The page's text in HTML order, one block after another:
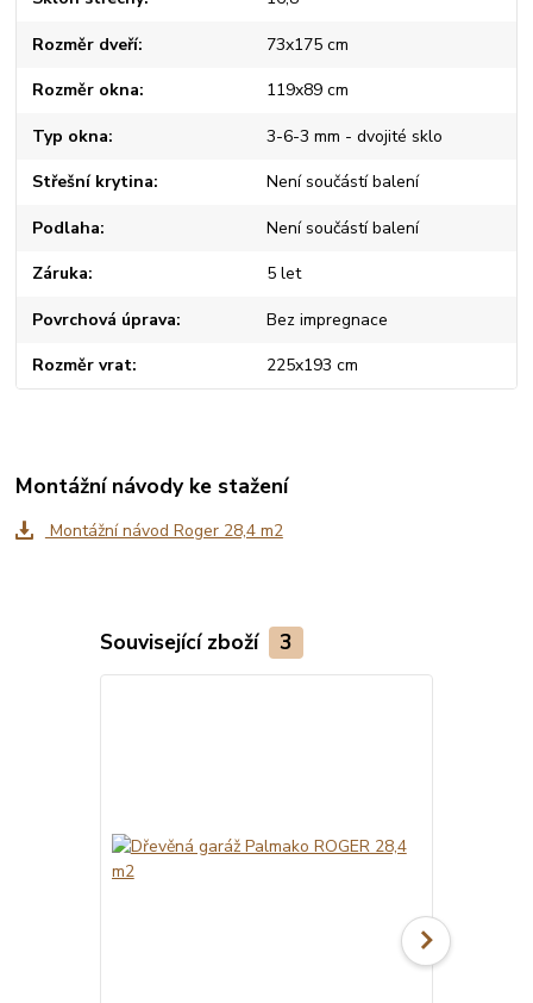
Rozměr dveří 73x175 cm
Rozměr okna 119x89 cm
Typ okna 3-6-3 mm - dvojité sklo
Střešní krytina Není součástí balení
Podlaha Není součástí balení
Záruka 5 let
Povrchová úprava Bez impregnace
Rozměr vrat 225x193 cm
Montážní návody ke stažení
Montážní návod Roger 28,4 m2
Související zboží 3